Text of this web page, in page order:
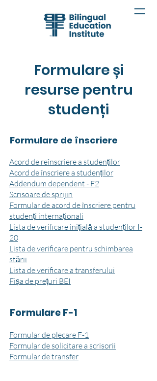
Formulare și
resurse pentru
studenți
Formulare de înscriere
Acord de reînscriere a studenților
Acord de înscriere a studenților
Addendum dependent - F2
Scrisoare de sprijin
Formular de acord de înscriere pentru
studenți internaționali
Lista de verificare inițială a studenților I-
20
Lista de verificare pentru schimbarea
stării
Lista de verificare a transferului
Fișa de prețuri BEI
Formulare F-1
Formular de plecare F-1
Formular de solicitare a scrisorii
Formular de transfer